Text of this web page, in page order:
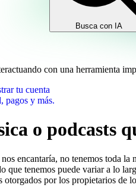
Busca con IA
con una herramienta
tu cuenta
pagos y más.
o podcasts
encantaría, no tenemos toda
que tenemos puede variar a lo
otorgados por los propietarios de